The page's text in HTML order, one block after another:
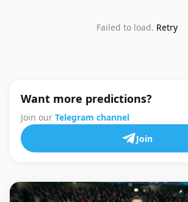
Failed to load. Retry
Want more predictions?
Join our Telegram channel
Join